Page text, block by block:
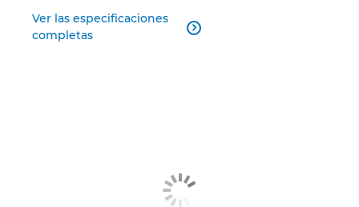
Ver las especificaciones
completas
